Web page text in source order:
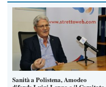
Sanità a Polistena, Amodeo